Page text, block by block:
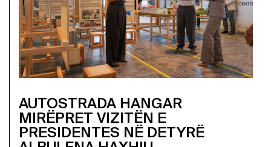
AUTOSTRADA HANGAR
MIRËPRET VIZITËN E
PRESIDENTES NË DETYRË